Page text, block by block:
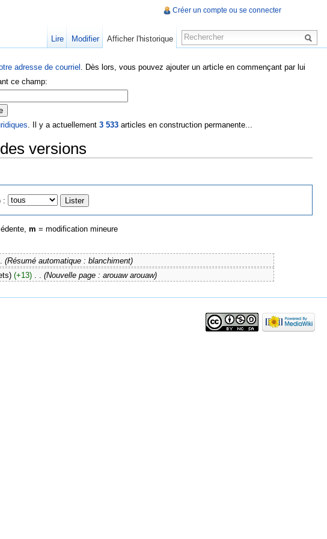
adresse de courriel . Dès lors, vous pouvez ajouter un article en commençant par lui
ce champ:
. Il y a actuellement 3 533articles en construction permanente...
versions
:
m = modification mineure
(Résumé automatique : blanchiment)
(+13) . . (Nouvelle page : arouaw arouaw)
Créer un compte ou se connecter
Lire Modifier Afficher l'historique